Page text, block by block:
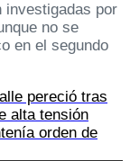
investigadas por
no se
en el segundo
pereció tras
alta tensión
orden de